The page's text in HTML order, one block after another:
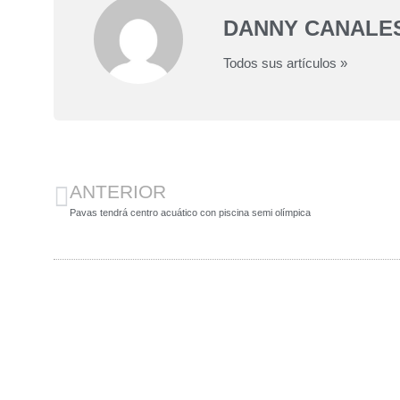
DANNY
Todos sus artículos »
ANTERIOR
Pavas tendrá centro acuático con piscina semi olímpica